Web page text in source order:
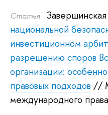
Статья
национальной
инвестиционном
разрешению споров
организации:
правовых подходов //
международного